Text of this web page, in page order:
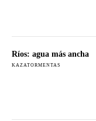
Ríos: agua más ancha
KAZATORMENTAS